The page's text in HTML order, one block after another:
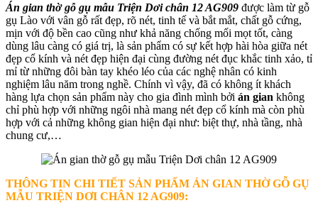
Án gian thờ gỗ gụ mẫu Triện Dơi chân 12 AG909 được làm từ gỗ
gụ Lào với vân gỗ rất đẹp, rõ nét, tinh tế và bắt mắt, chất gỗ cứng,
mịn với độ bền cao cũng như khả năng chống mối mọt tốt, càng
dùng lâu càng có giá trị, là sản phẩm có sự kết hợp hài hòa giữa nét
đẹp cổ kính và nét đẹp hiện đại cùng đường nét đục khắc tinh xảo, tỉ
mỉ từ những đôi bàn tay khéo léo của các nghệ nhân có kinh
nghiệm lâu năm trong nghề. Chính vì vậy, đã có không ít khách
hàng lựa chọn sản phẩm này cho gia đình mình bởi án gian không
chỉ phù hợp với những ngôi nhà mang nét đẹp cổ kính mà còn phù
hợp với cả những không gian hiện đại như: biệt thự, nhà tầng, nhà
chung cư,…
THÔNG TIN CHI TIẾT SẢN PHẨM ÁN GIAN THỜ GỖ GỤ
MẪU TRIỆN DƠI CHÂN 12 AG909: